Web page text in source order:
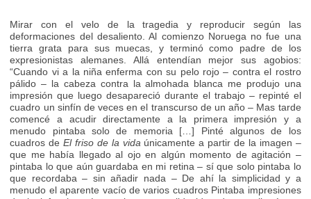
Mirar con el velo de la tragedia y reproducir según las
deformaciones del desaliento. Al comienzo Noruega no fue una
tierra grata para sus muecas, y terminó como padre de los
expresionistas alemanes. Allá entendían mejor sus agobios:
“Cuando vi a la niña enferma con su pelo rojo – contra el rostro
pálido – la cabeza contra la almohada blanca me produjo una
impresión que luego desapareció durante el trabajo – repinté el
cuadro un sinfín de veces en el transcurso de un año – Mas tarde
comencé a acudir directamente a la primera impresión y a
menudo pintaba solo de memoria […] Pinté algunos de los
cuadros deEl friso de la vida únicamente a partir de la imagen –
que me había llegado al ojo en algún momento de agitación –
pintaba lo que aún guardaba en mi retina – sí que solo pintaba lo
que recordaba – sin añadir nada – De ahí la simplicidad y a
menudo el aparente vacío de varios cuadros Pintaba impresiones